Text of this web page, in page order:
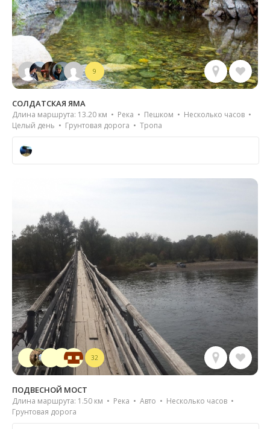
9
СОЛДАТСКАЯ ЯМА
Длина маршрута: 13.20 км • Река • Пешком • Несколько часов •
Целый день • Грунтовая дорога • Тропа
32
ПОДВЕСНОЙ МОСТ
Длина маршрута: 1.50 км • Река • Авто • Несколько часов •
Грунтовая дорога